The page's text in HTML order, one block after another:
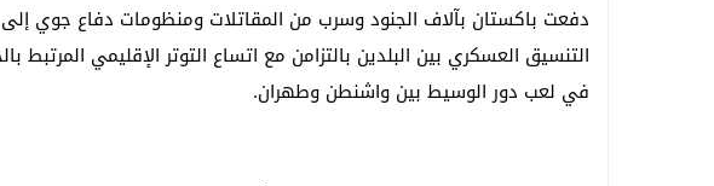
دفعت باكستان بآلاف الجنود وسرب من المقاتلات ومنظومات دفاع جوي
التنسيق العسكري بين البلدين بالتزامن مع اتساع التوتر الإقليمي المرتبط
في لعب دور الوسيط بين واشنطن وطهران.